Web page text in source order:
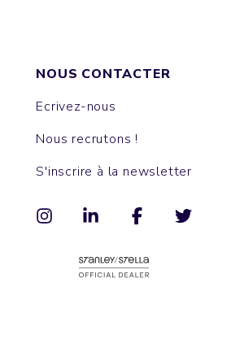
NOUS CONTACTER
Ecrivez-nous
Nous recrutons !
S'inscrire à la newsletter